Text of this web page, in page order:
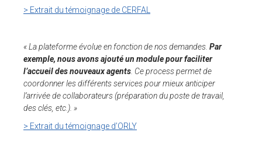
> Extrait du témoignage de CERFAL
« La plateforme évolue en fonction de nos demandes. Par
exemple, nous avons ajouté un module pour faciliter
l’accueil des nouveaux agents . Ce process permet de
coordonner les différents services pour mieux anticiper
l’arrivée de collaborateurs (préparation du poste de travail,
des clés, etc.). »
> Extrait du témoignage d’ORLY